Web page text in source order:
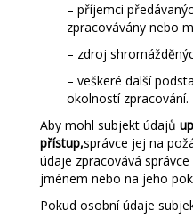
– příjemci
zpracovávány nebo
– zdroj
– veškeré další
okolností zpracování.
Aby mohl subjekt údajů
přístup,správce jej na
údaje zpracovává
jménem nebo na jeho
Pokud osobní údaje